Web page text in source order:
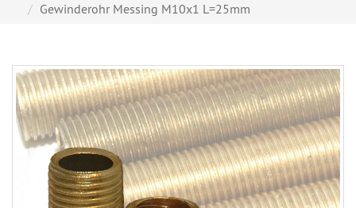
Gewinderohr Messing M10x1 L=25mm